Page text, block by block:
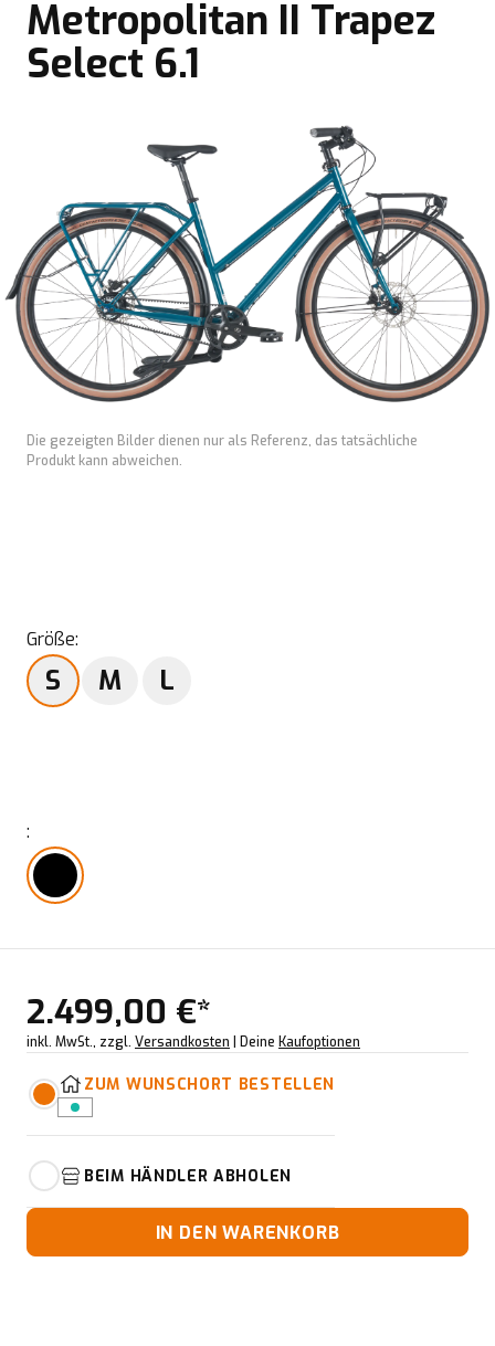
Metropolitan II Trapez
Select 6.1
Die gezeigten Bilder dienen nur als Referenz, das tatsächliche
Produkt kann abweichen.
Größe:
S M L
:
2.499,00 €*
inkl. MwSt., zzgl. Versandkosten | Deine Kaufoptionen
ZUM WUNSCHORT BESTELLEN
BEIM HÄNDLER ABHOLEN
IN DEN WARENKORB